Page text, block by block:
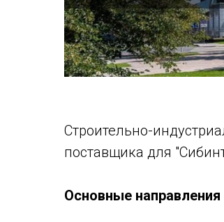
Строительно-
поставщика для
Основные